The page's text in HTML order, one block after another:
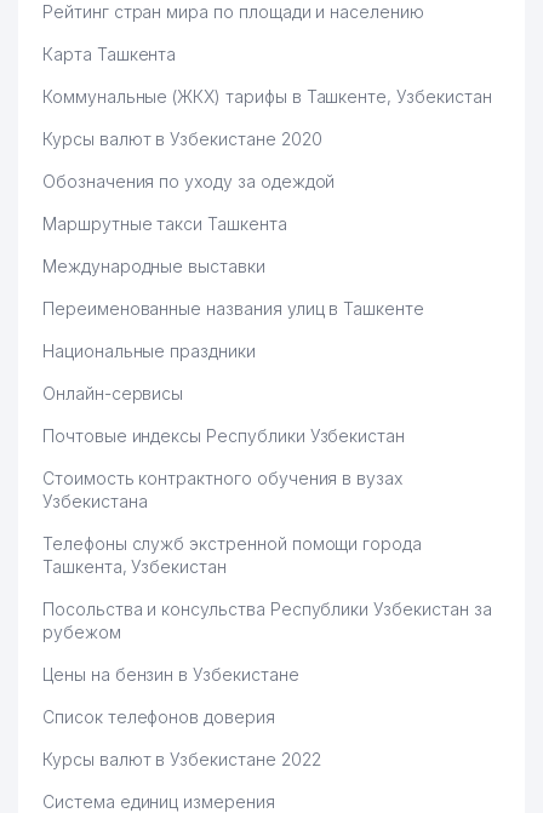
Рейтинг стран мира по площади и населению
Карта Ташкента
Коммунальные (ЖКХ) тарифы в Ташкенте, Узбекистан
Курсы валют в Узбекистане 2020
Обозначения по уходу за одеждой
Маршрутные такси Ташкента
Международные выставки
Переименованные названия улиц в Ташкенте
Национальные праздники
Онлайн-сервисы
Почтовые индексы Республики Узбекистан
Стоимость контрактного обучения в вузах
Узбекистана
Телефоны служб экстренной помощи города
Ташкента, Узбекистан
Посольства и консульства Республики Узбекистан за
рубежом
Цены на бензин в Узбекистане
Список телефонов доверия
Курсы валют в Узбекистане 2022
Система единиц измерения